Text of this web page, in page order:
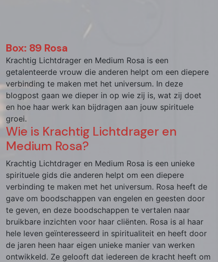
Box: 89 Rosa
Krachtig Lichtdrager en Medium Rosa is een
getalenteerde vrouw die anderen helpt om een diepere
verbinding te maken met het universum. In deze
blogpost gaan we dieper in op wie zij is, wat zij doet
en hoe haar werk kan bijdragen aan jouw spirituele
groei.
Wie is Krachtig Lichtdrager en
Medium Rosa?
Krachtig Lichtdrager en Medium Rosa is een unieke
spirituele gids die anderen helpt om een diepere
verbinding te maken met het universum. Rosa heeft de
gave om boodschappen van engelen en geesten door
te geven, en deze boodschappen te vertalen naar
bruikbare inzichten voor haar cliënten. Rosa is al haar
hele leven geïnteresseerd in spiritualiteit en heeft door
de jaren heen haar eigen unieke manier van werken
ontwikkeld. Ze gelooft dat iedereen de kracht heeft om